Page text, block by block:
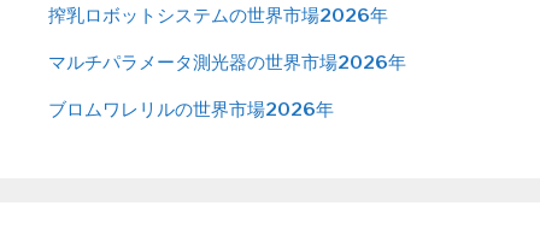
搾乳ロボットシステムの世界市場2026年
マルチパラメータ測光器の世界市場2026年
ブロムワレリルの世界市場2026年